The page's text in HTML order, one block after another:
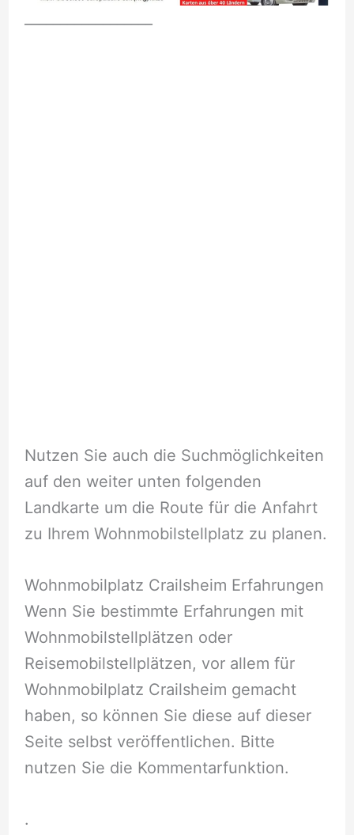
Nutzen Sie auch die Suchmöglichkeiten
auf den weiter unten folgenden
Landkarte um die Route für die Anfahrt
zu Ihrem Wohnmobilstellplatz zu planen.
Wohnmobilplatz Crailsheim Erfahrungen
Wenn Sie bestimmte Erfahrungen mit
Wohnmobilstellplätzen oder
Reisemobilstellplätzen, vor allem für
Wohnmobilplatz Crailsheim gemacht
haben, so können Sie diese auf dieser
Seite selbst veröffentlichen. Bitte
nutzen Sie die Kommentarfunktion.
.